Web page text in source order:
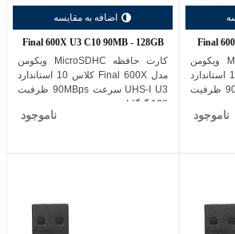
Final
کارت حافظه MicroSDHC ویکومن
مدل Final 600X کلاس 10 استاندارد
UHS-I U3 سرعت 90MBps ظرفیت
ناموجود
اضافه به مقایسه
Final 600X U3 C10 90MB - 128GB
کارت حافظه MicroSDHC ویکومن
مدل Final 600X کلاس 10 استاندارد
UHS-I U3 سرعت 90MBps ظرفیت
128 گیگابایت
ناموجود